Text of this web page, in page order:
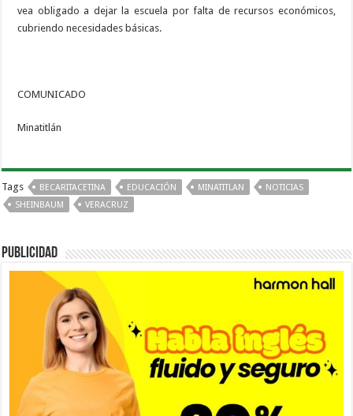
vea obligado a dejar la escuela por falta de recursos económicos,
cubriendo necesidades básicas.
COMUNICADO
Minatitlán
Tags BECARITACETINA EDUCACIÓN MINATITLAN
NOTICIAS
SHEINBAUM
VERACRUZ
PUBLICIDAD